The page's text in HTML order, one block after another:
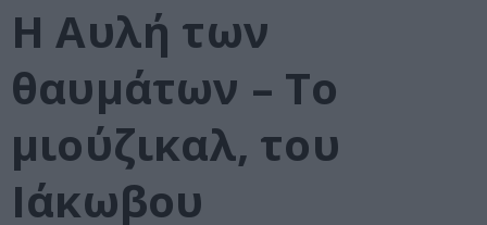
Η Αυλή των
θαυμάτων – Το
μιούζικαλ, του
Ιάκωβου